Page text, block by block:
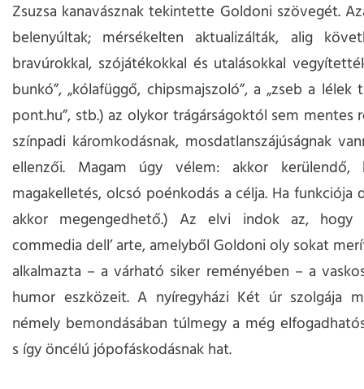
Zsuzsa kanavásznak tekintette Goldoni szövegét.
belenyúltak; mérsékelten aktualizálták, alig
bravúrokkal, szójátékokkal és utalásokkal
bunkó”, „kólafüggő, chipsmajszoló”, a „zseb a lélek
pont.hu”, stb.) az olykor trágárságoktól sem mentes
színpadi káromkodásnak, mosdatlanszájúságnak
ellenzői. Magam úgy vélem: akkor kerülendő,
magakelletés, olcsó poénkodás a célja. Ha funkciója
akkor megengedhető.) Az elvi indok az,
commedia dell’ arte, amelyből Goldoni oly sokat
alkalmazta – a várható siker reményében – a
humor eszközeit. A nyíregyházi Két úr szolgája
némely bemondásában túlmegy a még
s így öncélú jópofáskodásnak hat.